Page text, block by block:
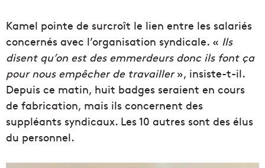
Kamel pointe de surcroît le lien entre les salariés
concernés avec l’organisation syndicale. « Ils
disent qu’on est des emmerdeurs donc ils font ça
pour nous empêcher de travailler», insiste-t-il.
Depuis ce matin, huit badges seraient en cours
de fabrication, mais ils concernent des
suppléants syndicaux. Les 10 autres sont des élus
du personnel.